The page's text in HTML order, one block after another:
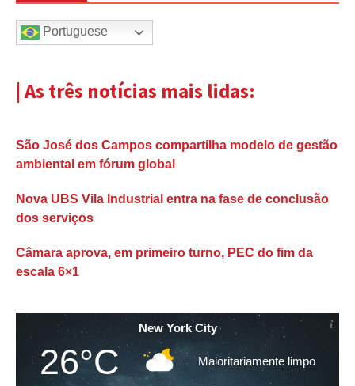
Portuguese
| As três notícias mais lidas:
São José dos Campos compartilha modelo de gestão
ambiental em fórum global
Nova UBS Vila Industrial entra na fase de conclusão
dos serviços
Câmara aprova, em primeiro turno, PEC do fim da
escala 6×1
New York City
26°C Maioritariamente limpo